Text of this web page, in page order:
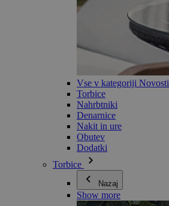
Vse v kategoriji Novosti
Torbice
Nahrbtniki
Denarnice
Nakit in ure
Obutev
Dodatki
Torbice
Nazaj
Show more